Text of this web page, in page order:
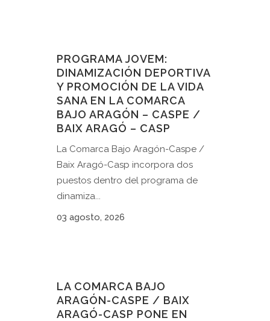
PROGRAMA JOVEM:
DINAMIZACIÓN DEPORTIVA
Y PROMOCIÓN DE LA VIDA
SANA EN LA COMARCA
BAJO ARAGÓN – CASPE /
BAIX ARAGÓ – CASP
La Comarca Bajo Aragón-Caspe /
Baix Aragó-Casp incorpora dos
puestos dentro del programa de
dinamiza...
03 agosto, 2026
LA COMARCA BAJO
ARAGÓN-CASPE / BAIX
ARAGÓ-CASP PONE EN